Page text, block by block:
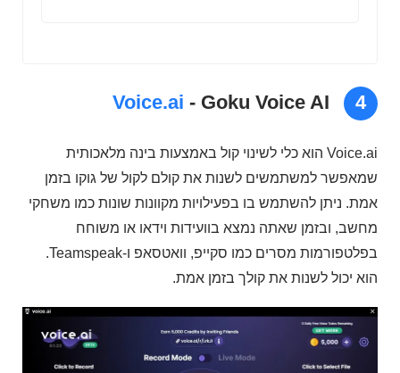
4
Voice.ai - Goku Voice AI
Voice.ai הוא כלי לשינוי קול באמצעות בינה מלאכותית
שמאפשר למשתמשים לשנות את קולם לקול של גוקו בזמן
אמת. ניתן להשתמש בו בפעילויות מקוונות שונות כמו משחקי
מחשב, ובזמן שאתה נמצא בוועידות וידאו או משוחח
בפלטפורמות מסרים כמו סקייפ, וואטסאפ ו-Teamspeak.
הוא יכול לשנות את קולך בזמן אמת.